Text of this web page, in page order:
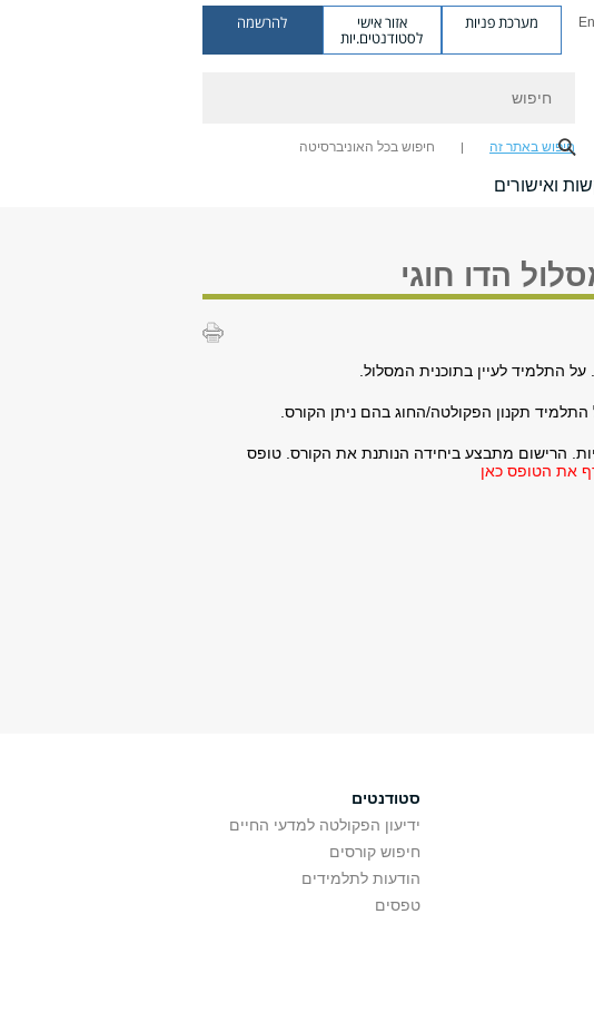
מערכת פניות אזור אישי
לסטודנטים.יות
להרשמה
חיפוש באתר זה חיפוש בכל האוניברסיטה
ואישורים
הדו חוגי
התלמיד לעיין בתוכנית המסלול.
תקנון הפקולטה/החוג בהם ניתן הקורס.
הרישום מתבצע ביחידה הנותנת את הקורס. טופס
את הטופס כאן
סטודנטים
ידיעון הפקולטה למדעי החיים
חיפוש קורסים
הודעות לתלמידים
טפסים